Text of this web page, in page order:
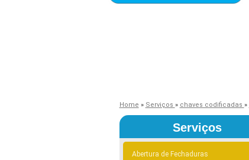
Home » Serviços » chaves codificadas »
Serviços
Abertura de Fechaduras